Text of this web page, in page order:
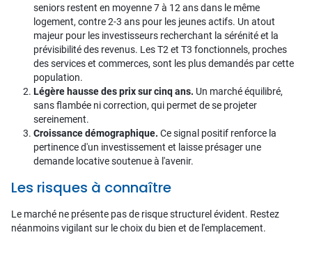
seniors restent en moyenne 7 à 12 ans dans le même
logement, contre 2-3 ans pour les jeunes actifs. Un atout
majeur pour les investisseurs recherchant la sérénité et la
prévisibilité des revenus. Les T2 et T3 fonctionnels, proches
des services et commerces, sont les plus demandés par cette
population.
Légère hausse des prix sur cinq ans. Un marché équilibré,
sans flambée ni correction, qui permet de se projeter
sereinement.
Croissance démographique. Ce signal positif renforce la
pertinence d'un investissement et laisse présager une
demande locative soutenue à l'avenir.
Les risques à connaître
Le marché ne présente pas de risque structurel évident. Restez
néanmoins vigilant sur le choix du bien et de l'emplacement.